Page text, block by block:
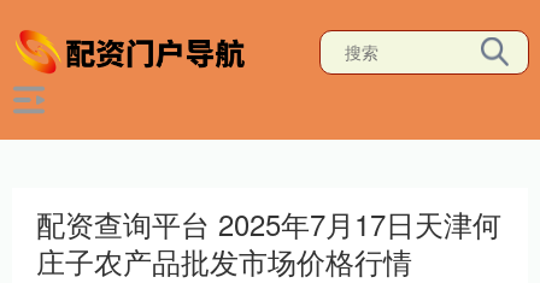
配资查询平台 2025年7月17日天津何
庄子农产品批发市场价格行情